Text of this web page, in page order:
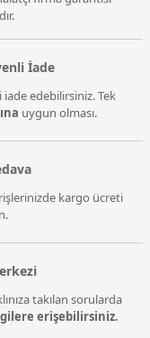
İade
edebilirsiniz. Tek
uygun olması.
kargo ücreti
takılan sorularda
erişebilirsiniz.